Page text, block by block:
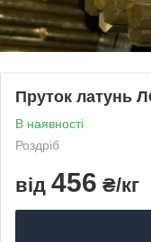
Пруток латунь
В наявності
Роздріб
від 456 ₴/кг